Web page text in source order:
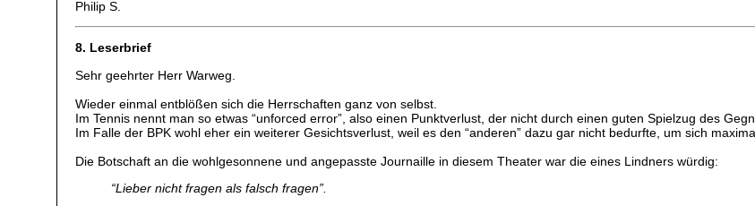
Philip S.
8. Leserbrief
Sehr geehrter Herr Warweg.
Wieder einmal entblößen sich die Herrschaften ganz von selbst.
Im Tennis nennt man so etwas “unforced error”, also einen Punktverlust, der nicht durch einen guten Spielzug des
Im Falle der BPK wohl eher ein weiterer Gesichtsverlust, weil es den “anderen” dazu gar nicht bedurfte, um sich
Die Botschaft an die wohlgesonnene und angepasste Journaille in diesem Theater war die eines Lindners würdig:
“Lieber nicht fragen als falsch fragen”.